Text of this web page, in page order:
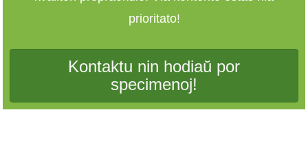
prioritato!
Kontaktu nin hodiaŭ por
specimenoj!